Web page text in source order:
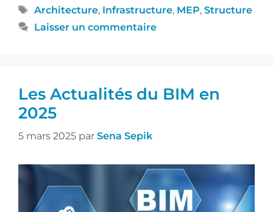
Architecture, Infrastructure, MEP, Structure
Laisser un commentaire
Les Actualités du BIM en
2025
5 mars 2025 par Sena Sepik